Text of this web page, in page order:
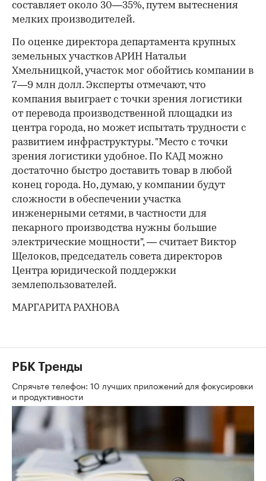
составляет около 30—35%, путем вытеснения
мелких производителей.
По оценке директора департамента крупных
земельных участков АРИН Натальи
Хмельницкой, участок мог обойтись компании в
7—9 млн долл. Эксперты отмечают, что
компания выиграет с точки зрения логистики
от перевода производственной площадки из
центра города, но может испытать трудности с
развитием инфраструктуры. "Место с точки
зрения логистики удобное. По КАД можно
достаточно быстро доставить товар в любой
конец города. Но, думаю, у компании будут
сложности в обеспечении участка
инженерными сетями, в частности для
пекарного производства нужны большие
электрические мощности", — считает Виктор
Щелоков, председатель совета директоров
Центра юридической поддержки
землепользователей.
МАРГАРИТА РАХНОВА
РБК Тренды
Спрячьте телефон: 10 лучших приложений для фокусировки
и продуктивности